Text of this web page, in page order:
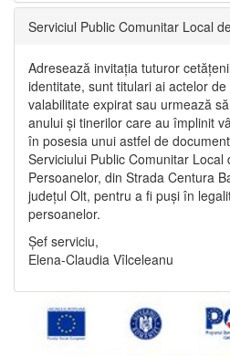
Serviciul Public Comunitar Local
Adresează invitația tuturor
identitate, sunt titulari ai actelor
valabilitate expirat sau urmează
anului și tinerilor care au împlinit
în posesia unui astfel de
Serviciului Public Comunitar Local
Persoanelor, din Strada Centura
județul Olt, pentru a fi puși în
persoanelor.
Șef serviciu,
Elena-Claudia Vîlceleanu